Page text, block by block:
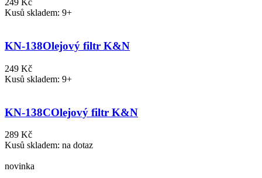
249 Kč
Kusů skladem: 9+
KN-138Olejový filtr K&N
249 Kč
Kusů skladem: 9+
KN-138COlejový filtr K&N
289 Kč
Kusů skladem: na dotaz
novinka